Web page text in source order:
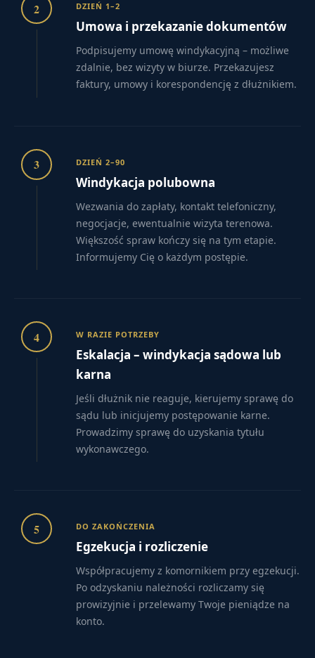
2 DZIEŃ 1–2
Umowa i przekazanie dokumentów
Podpisujemy umowę windykacyjną – możliwe
zdalnie, bez wizyty w biurze. Przekazujesz
faktury, umowy i korespondencję z dłużnikiem.
3 DZIEŃ 2–90
Windykacja polubowna
Wezwania do zapłaty, kontakt telefoniczny,
negocjacje, ewentualnie wizyta terenowa.
Większość spraw kończy się na tym etapie.
Informujemy Cię o każdym postępie.
4 W RAZIE POTRZEBY
Eskalacja – windykacja sądowa lub
karna
Jeśli dłużnik nie reaguje, kierujemy sprawę do
sądu lub inicjujemy postępowanie karne.
Prowadzimy sprawę do uzyskania tytułu
wykonawczego.
5 DO ZAKOŃCZENIA
Egzekucja i rozliczenie
Współpracujemy z komornikiem przy egzekucji.
Po odzyskaniu należności rozliczamy się
prowizyjnie i przelewamy Twoje pieniądze na
konto.